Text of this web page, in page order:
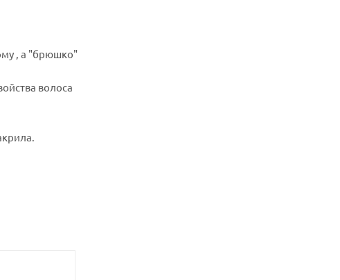
, а "брюшко"
волоса